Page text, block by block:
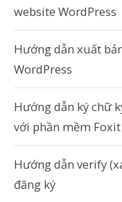
website WordPress
Hướng dẫn xuất
WordPress
Hướng dẫn ký chữ
với phần mềm Foxit
Hướng dẫn verify
đăng ký